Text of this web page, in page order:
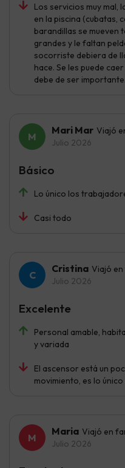
Los servicios muy mal,
en la piscina (cubatas,
barandillas se mueven
grandes y le faltan
socorriste debiera de
hace. Se les puede
debe de ser importante.
Mari Mar Viajó
Julio 2026
Lo único los
Casi todo
Básico
Cristina Viajó en
Julio 2026
Personal amable,
y variada
El ascensor está un
movimiento, es lo
Excelente
Maria Viajó en
Julio 2026